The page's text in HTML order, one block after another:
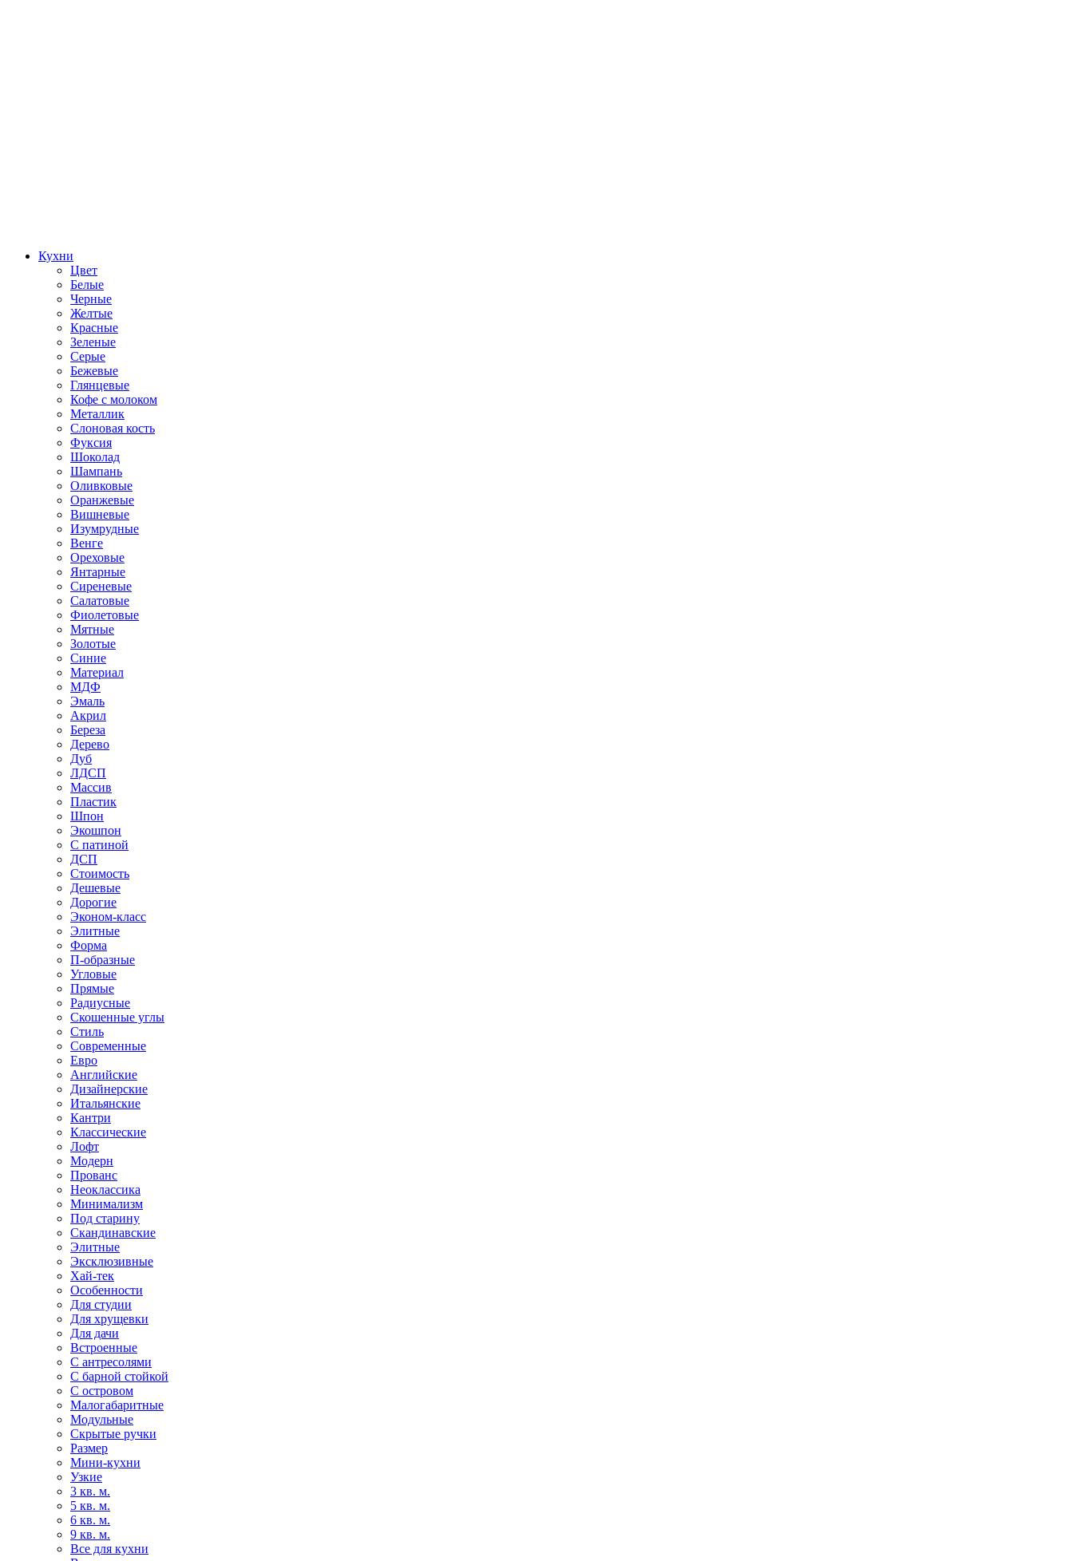
Кухни
Цвет
Белые
Черные
Желтые
Красные
Зеленые
Серые
Бежевые
Глянцевые
Кофе с молоком
Металлик
Слоновая кость
Фуксия
Шоколад
Шампань
Оливковые
Оранжевые
Вишневые
Изумрудные
Венге
Ореховые
Янтарные
Сиреневые
Салатовые
Фиолетовые
Мятные
Золотые
Синие
Материал
МДФ
Эмаль
Акрил
Береза
Дерево
Дуб
ЛДСП
Массив
Пластик
Шпон
Экошпон
С патиной
ДСП
Стоимость
Дешевые
Дорогие
Эконом-класс
Элитные
Форма
П-образные
Угловые
Прямые
Радиусные
Скошенные углы
Стиль
Современные
Евро
Английские
Дизайнерские
Итальянские
Кантри
Классические
Лофт
Модерн
Прованс
Неоклассика
Минимализм
Под старину
Скандинавские
Элитные
Эксклюзивные
Хай-тек
Особенности
Для студии
Для хрущевки
Для дачи
Встроенные
С антресолями
С барной стойкой
С островом
Малогабаритные
Модульные
Скрытые ручки
Размер
Мини-кухни
Узкие
3 кв. м.
5 кв. м.
6 кв. м.
9 кв. м.
Все для кухни